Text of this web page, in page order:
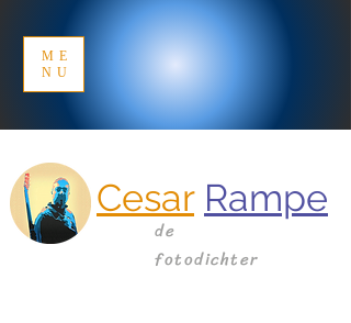
ME
NU
Cesar Rampe
de
fotodichter